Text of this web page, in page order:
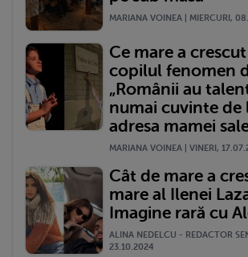
MARIANA VOINEA | MIERCURI,
Ce mare a crescut
copilul fenomen
„Românii au
numai cuvinte de
adresa mamei
MARIANA VOINEA | VINERI,
Cât de mare a
mare al Ilenei
Imagine rară cu
ALINA NEDELCU - REDACTOR
23.10.2024